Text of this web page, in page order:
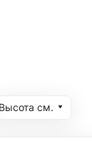
Высота cм.